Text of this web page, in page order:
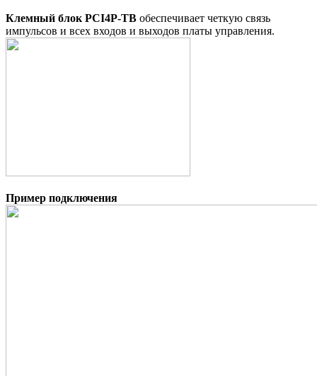
Клемный блок PCI4P-TB обеспечивает четкую связь
импульсов и всех входов и выходов платы управления.
Пример подключения